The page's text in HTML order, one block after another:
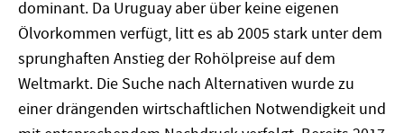
dominant. Da Uruguay aber über keine eigenen
Ölvorkommen verfügt, litt es ab 2005 stark unter dem
sprunghaften Anstieg der Rohölpreise auf dem
Weltmarkt. Die Suche nach Alternativen wurde zu
einer drängenden wirtschaftlichen Notwendigkeit und